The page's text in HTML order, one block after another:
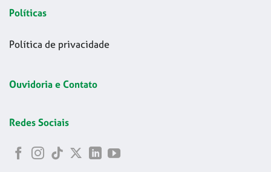
Políticas
Política de privacidade
Ouvidoria e Contato
Redes Sociais